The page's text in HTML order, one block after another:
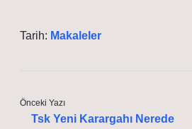
Tarih: Makaleler
Önceki Yazı
Tsk Yeni Karargahı Nerede